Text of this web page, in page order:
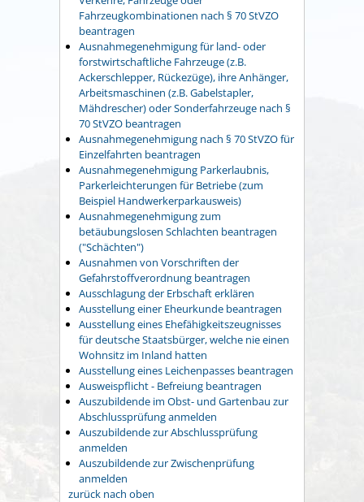
Fahrzeugkombinationen nach § 70 StVZO
beantragen
Ausnahmegenehmigung für land- oder
forstwirtschaftliche Fahrzeuge (z.B.
Ackerschlepper, Rückezüge), ihre Anhänger,
Arbeitsmaschinen (z.B. Gabelstapler,
Mähdrescher) oder Sonderfahrzeuge nach §
70 StVZO beantragen
Ausnahmegenehmigung nach § 70 StVZO für
Einzelfahrten beantragen
Ausnahmegenehmigung Parkerlaubnis,
Parkerleichterungen für Betriebe (zum
Beispiel Handwerkerparkausweis)
Ausnahmegenehmigung zum
betäubungslosen Schlachten beantragen
("Schächten")
Ausnahmen von Vorschriften der
Gefahrstoffverordnung beantragen
Ausschlagung der Erbschaft erklären
Ausstellung einer Eheurkunde beantragen
Ausstellung eines Ehefähigkeitszeugnisses
für deutsche Staatsbürger, welche nie einen
Wohnsitz im Inland hatten
Ausstellung eines Leichenpasses beantragen
Ausweispflicht - Befreiung beantragen
Auszubildende im Obst- und Gartenbau zur
Abschlussprüfung anmelden
Auszubildende zur Abschlussprüfung
anmelden
Auszubildende zur Zwischenprüfung
anmelden
zurück nach oben